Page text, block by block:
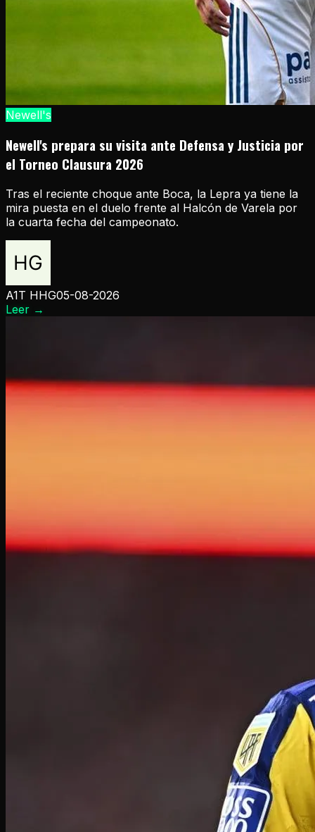
Newell's
Newell's prepara su visita ante Defensa y Justicia por
el Torneo Clausura 2026
Tras el reciente choque ante Boca, la Lepra ya tiene la
mira puesta en el duelo frente al Halcón de Varela por
la cuarta fecha del campeonato.
A1T HHG05-08-2026
Leer →